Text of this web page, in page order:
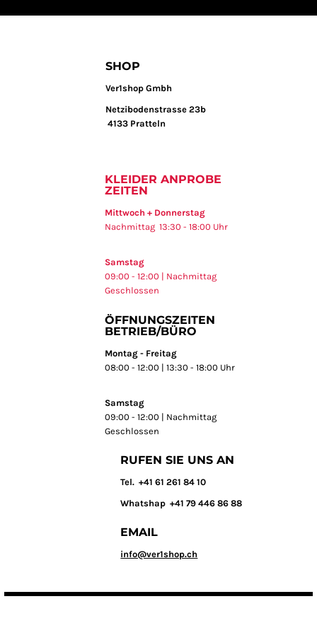
SHOP
Ver1shop Gmbh
Netzibodenstrasse 23b
4133 Pratteln
KLEIDER ANPROBE
ZEITEN
Mittwoch + Donnerstag
Nachmittag 13:30 - 18:00 Uhr
Samstag
09:00 - 12:00 | Nachmittag
Geschlossen
ÖFFNUNGSZEITEN
BETRIEB/BÜRO
Montag - Freitag
08:00 - 12:00 | 13:30 - 18:00 Uhr
Samstag
09:00 - 12:00 | Nachmittag
Geschlossen
RUFEN SIE UNS AN
Tel. +41 61 261 84 10
Whatshap +41 79 446 86 88
EMAIL
info@ver1shop.ch